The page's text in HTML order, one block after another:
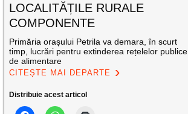
LOCALITĂȚILE RURALE
COMPONENTE
Primăria orașului Petrila va demara, în scurt
timp, lucrări pentru extinderea rețelelor publice
de alimentare
CITEȘTE MAI DEPARTE
Distribuie acest articol